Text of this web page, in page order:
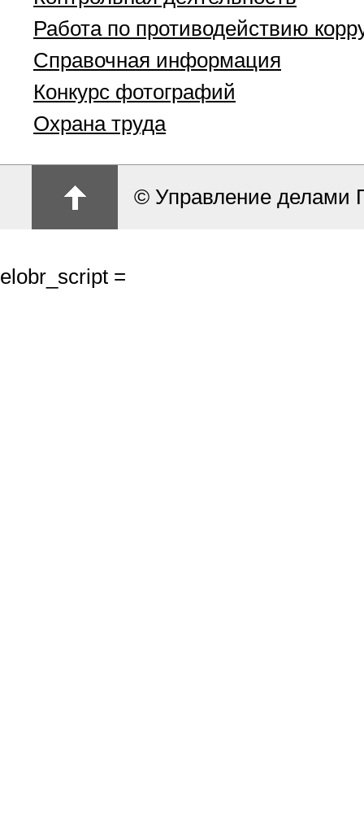
Работа по противодействию
Справочная информация
Конкурс фотографий
Охрана труда
© Управление делами
elobr_script =